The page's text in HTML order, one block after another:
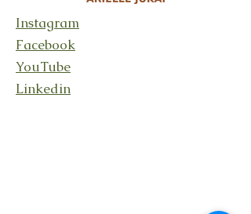
Instagram
Facebook
YouTube
Linkedin